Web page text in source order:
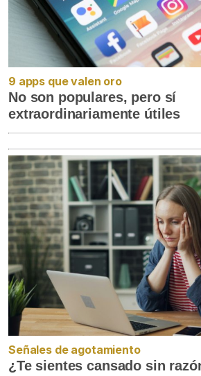
9 apps que valen oro
No son populares, pero sí
extraordinariamente útiles
Señales de agotamiento
¿Te sientes cansado sin